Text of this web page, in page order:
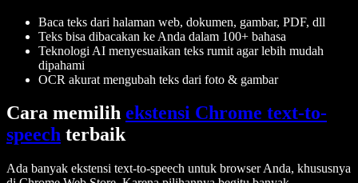
Baca teks dari halaman web, dokumen, gambar, PDF, dll
Teks bisa dibacakan ke Anda dalam 100+ bahasa
Teknologi AI menyesuaikan teks rumit agar lebih mudah
dipahami
OCR akurat mengubah teks dari foto & gambar
Cara memilih ekstensi Chrome text-to-
speech terbaik
Ada banyak ekstensi text-to-speech untuk browser Anda, khususnya